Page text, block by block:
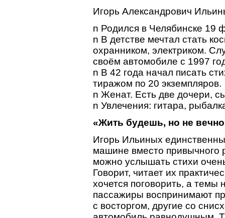
Игорь Александрович
n Родился в Челябинске 19
n В детстве мечтал стать
охранником, электриком.
своём автомобиле с 1997
n В 42 года начал писать
тиражом по 20 экземпляров.
n Женат. Есть две дочери,
n Увлечения: гитара,
«Жить будешь, но не
Игорь Ильиных
машине вместо привычного
можно услышать стихи
Говорит, читает их
хочется поговорить, а
пассажиры воспринимают
с восторгом, другие со